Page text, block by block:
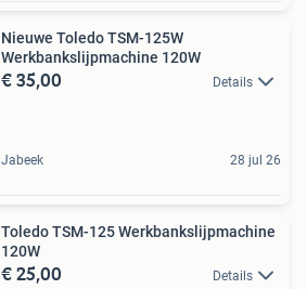
Nieuwe Toledo TSM-125W
Werkbankslijpmachine 120W
€ 35,00 Details
Jabeek 28 jul 26
Toledo TSM-125 Werkbankslijpmachine
120W
€ 25,00 Details